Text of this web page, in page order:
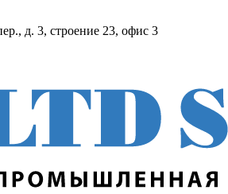
д. 3, строение 23, офис 3